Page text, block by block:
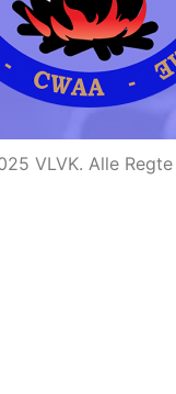
VLVK. Alle